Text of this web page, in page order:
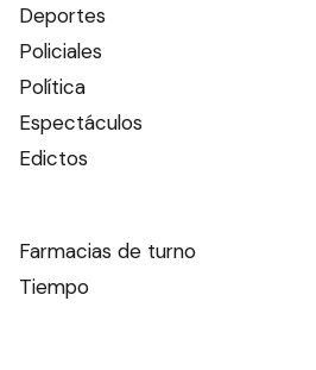
Deportes
Policiales
Política
Espectáculos
Edictos
Farmacias de turno
Tiempo